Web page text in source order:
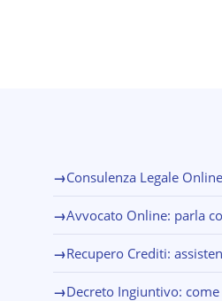
→Consulenza Legale
→Avvocato Online: parla
→Recupero Crediti:
→Decreto Ingiuntivo: